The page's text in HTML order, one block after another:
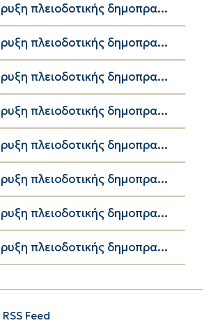
πλειοδοτικής δημοπρα...
πλειοδοτικής δημοπρα...
πλειοδοτικής δημοπρα...
πλειοδοτικής δημοπρα...
πλειοδοτικής δημοπρα...
πλειοδοτικής δημοπρα...
πλειοδοτικής δημοπρα...
πλειοδοτικής δημοπρα...
Feed